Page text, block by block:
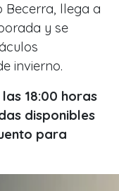
Becerra, llega a
y se
invierno.
18:00 horas
disponibles
para